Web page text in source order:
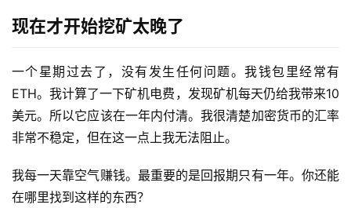
现在才开始挖矿太晚了
一个星期过去了，没有发生任何问题。我钱包里经常有
ETH。我计算了一下矿机电费，发现矿机每天仍给我带来10
美元。所以它应该在一年内付清。我很清楚加密货币的汇率
非常不稳定，但在这一点上我无法阻止。
我每一天靠空气赚钱。最重要的是回报期只有一年。你还能
在哪里找到这样的东西？